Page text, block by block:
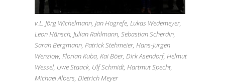
v.L. Jörg Wichelmann, Jan Hogrefe, Lukas Wedemeyer,
Leon Hänsch, Julian Rahlmann, Sebastian Scherdin,
Sarah Bergmann, Patrick Stehmeier, Hans-Jürgen
Wenzlow, Florian Kuba, Kai Böer, Dirk Asendorf, Helmut
Wessel, Uwe Staack, Ulf Schmidt, Hartmut Specht,
Michael Albers, Dietrich Meyer